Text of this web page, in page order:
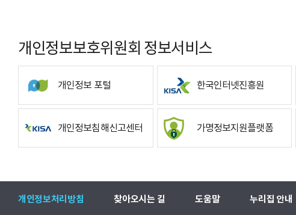
개인정보보호위원회 정보서비스
개인정보 포털 한국인터넷진흥원
개인정보침해신고센터 가명정보지원플랫폼
개인정보처리방침 찾아오시는 길 도움말 누리집 안내